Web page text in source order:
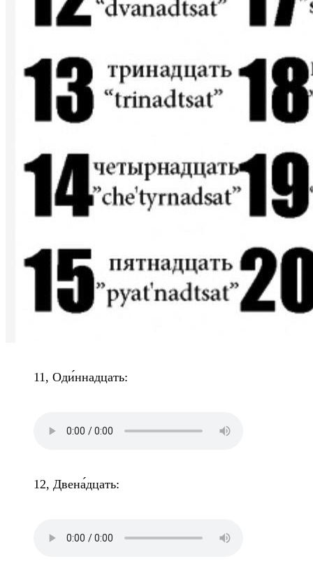
11, Оди́ннадцать:
12, Двена́дцать: